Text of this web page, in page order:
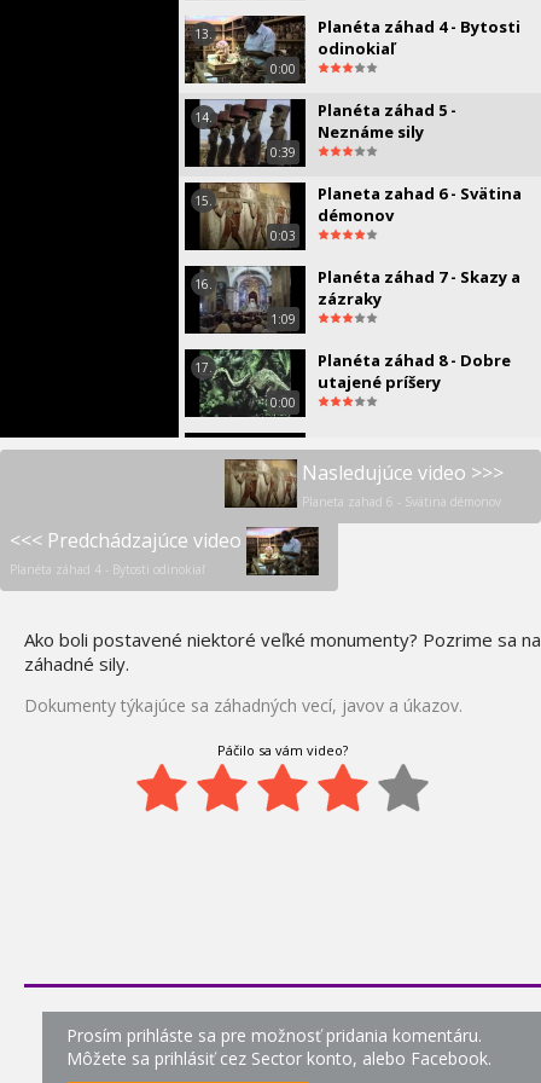
0:00
13.
Planéta záhad 4 - Bytosti
odinokiaľ
0:39
14.
Planéta záhad 5 -
Neznáme sily
0:03
15.
Planeta zahad 6 - Svätina
démonov
1:09
16.
Planéta záhad 7 - Skazy a
zázraky
0:00
17.
Planéta záhad 8 - Dobre
utajené príšery
1:00
18.
UFO všetkých čias - Pravda
o meste Roswell
0:05
19.
Najpodivnejšie príbehu
UFO všetkých čias - Invázia
do Škótska
1:07
20.
Najpodivnejšie príbehu
UFO všetkých čias -
upírov
Nevysvetliteľné záhady -
Označení mimozemšťanmi
0:05
24.
kruhy v obilí
Nasledujúce video >>>
Planeta zahad 6 - Svätina démonov
<<< Predchádzajúce video
Planéta záhad 4 - Bytosti odinokiaľ
Ako boli postavené niektoré veľké monumenty? Pozrime sa na
záhadné sily.
Dokumenty týkajúce sa záhadných vecí, javov a úkazov.
Páčilo sa vám video?
Prosím prihláste sa pre možnosť pridania komentáru.
Môžete sa prihlásiť cez Sector konto, alebo Facebook.